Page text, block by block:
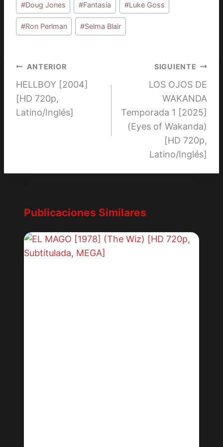
la
entrada:
#Doug Jones #Fantasía #Luke Goss
#Ron Perlman #Selma Blair
Navegación
de
entradas
ANTERIOR
HELLBOY [2004]
[HD 720p,
Latino/Inglés]
SIGUIENTE
LOS OJOS DE
WAKANDA
Temporada 1 [2025]
(Eyes of Wakanda)
[HD 720p,
Latino/Inglés]
Publicaciones Similares